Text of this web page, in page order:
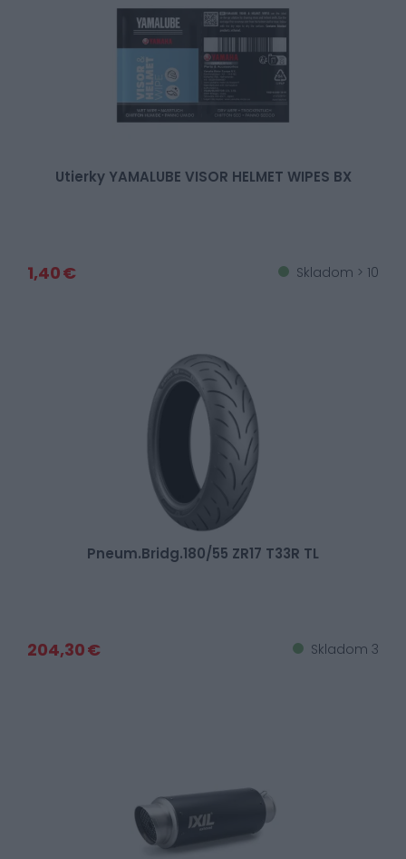
Utierky YAMALUBE VISOR HELMET WIPES BX
1,40 € Skladom > 10
Pneum.Bridg.180/55 ZR17 T33R TL
204,30 € Skladom 3